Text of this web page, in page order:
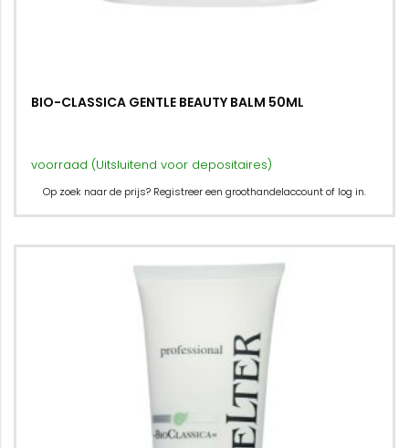
BIO-CLASSICA GENTLE BEAUTY BALM 50ML
voorraad (Uitsluitend voor depositaires)
Op zoek naar de prijs? Registreer een groothandelaccount of log in.